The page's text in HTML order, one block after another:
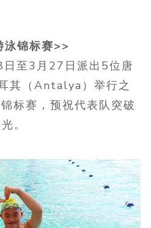
锦标赛>>
至3月27日派出5位唐
其（Antalya）举行之
标赛，预祝代表队突破
。